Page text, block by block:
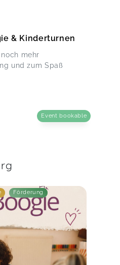
& Kinderturnen
mehr
und zum Spaß
Event bookable
Förderung